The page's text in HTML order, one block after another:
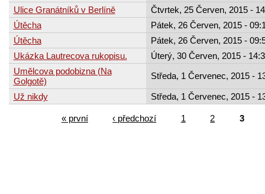
Ulice Granátníků v Berlíně
Čtvrtek, 25 Červen, 2015 -
Útěcha
Pátek, 26 Červen, 2015 -
Útěcha
Pátek, 26 Červen, 2015 -
Ukázka Lautrecova rukopisu.
Úterý, 30 Červen, 2015 -
Umělcova podobizna (Na
Golgotě)
Středa, 1 Červenec, 2015 -
Už nikdy Středa, 1 Červenec, 2015 -
« první ‹ předchozí 1 2 3